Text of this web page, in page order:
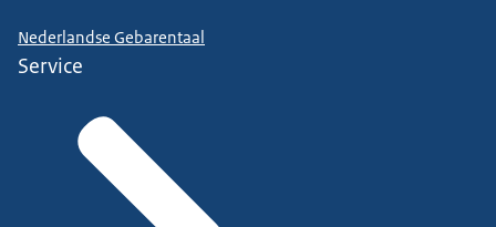
Nederlandse Gebarentaal
Service